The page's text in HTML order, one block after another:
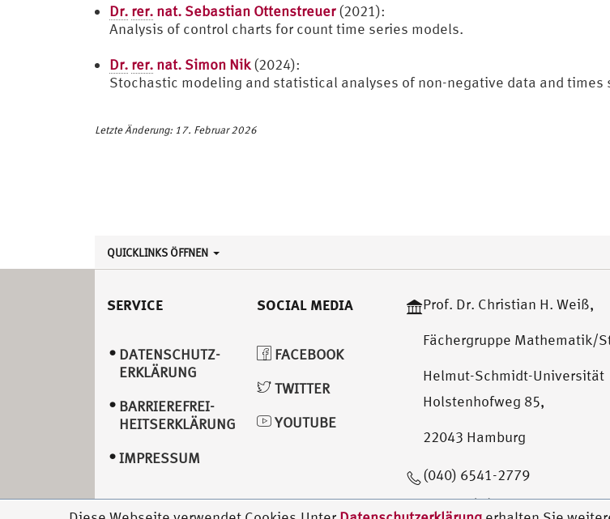
Dr. rer. nat. Sebastian Ottenstreuer(2021):
Analysis of control charts for count time series models.
Dr. rer. nat. Simon Nik(2024):
Stochastic modeling and statistical analyses of non-negative data and times
Letzte Änderung: 17. Februar 2026
QUICKLINKS ÖFFNEN
SERVICE
DATENSCHUTZ­
ERKLÄRUNG
BARRIEREFREI­
HEITSERKLÄRUNG
IMPRESSUM
SOCIAL MEDIA
FACEBOOK
TWITTER
YOUTUBE
Prof. Dr. Christian H. Weiß,
Fächergruppe Mathematik/
Helmut-Schmidt-Universität
Holstenhofweg 85,
22043 Hamburg
(040) 6541-2779
weissc (at) hsu-hh.de